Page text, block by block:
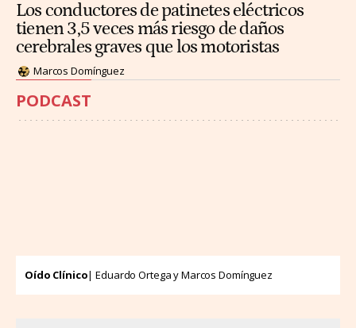
Los conductores de patinetes eléctricos
tienen 3,5 veces más riesgo de daños
cerebrales graves que los motoristas
Marcos Domínguez
PODCAST
Oído Clínico| Eduardo Ortega y Marcos Domínguez